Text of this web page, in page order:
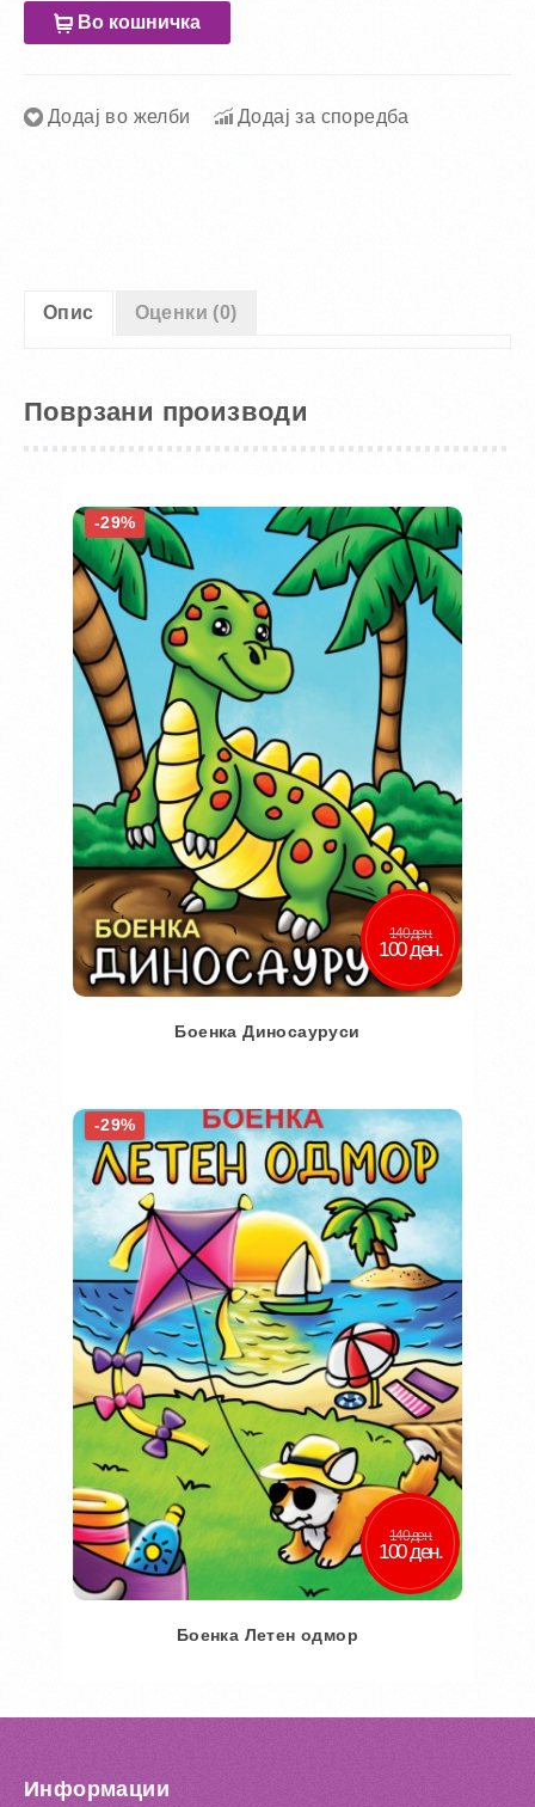
Во кошничка
Додај во желби Додај за споредба
Опис Оценки (0)
Поврзани производи
-29%
140 ден.
100 ден.
Боенка Диносауруси
Во кошничка
Додај во желби
Додај за споредба
-29%
140 ден.
100 ден.
Боенка Летен одмор
Информации